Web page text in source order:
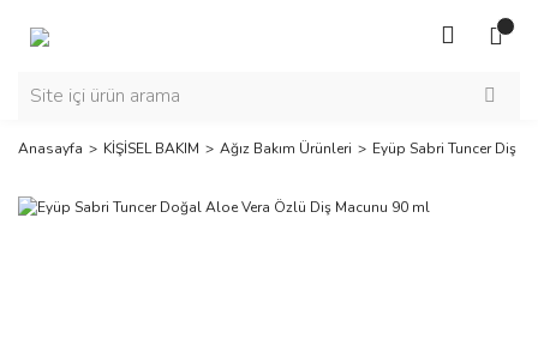
Anasayfa KİŞİSEL BAKIM Ağız Bakım Ürünleri Eyüp Sabri Tuncer Diş